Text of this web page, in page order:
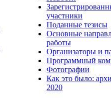
участники
Поданные тезисы
Основные
работы
Организаторы и
Программный
Фотографии
Как это было:
2020